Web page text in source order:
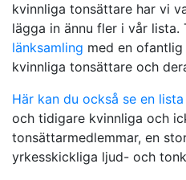
kvinnliga tonsättare har vi
lägga in ännu fler i vår
länksamling med en
kvinnliga tonsättare och
Här kan du också se en lista
och tidigare kvinnliga och
tonsättarmedlemmar, en
yrkesskickliga ljud- och